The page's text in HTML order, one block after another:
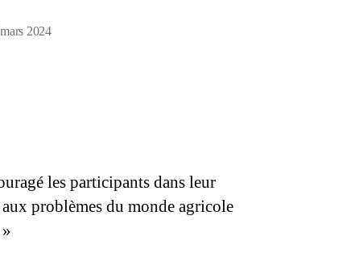
2024
les participants dans leur
problèmes du monde agricole